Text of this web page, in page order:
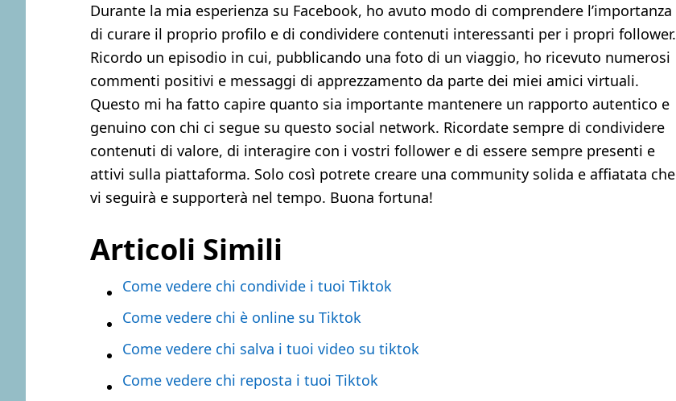
Durante la mia esperienza su Facebook, ho avuto modo di comprendere l’importanza
di curare il proprio profilo e di condividere contenuti interessanti per i propri follower.
Ricordo un episodio in cui, pubblicando una foto di un viaggio, ho ricevuto numerosi
commenti positivi e messaggi di apprezzamento da parte dei miei amici virtuali.
Questo mi ha fatto capire quanto sia importante mantenere un rapporto autentico e
genuino con chi ci segue su questo social network. Ricordate sempre di condividere
contenuti di valore, di interagire con i vostri follower e di essere sempre presenti e
attivi sulla piattaforma. Solo così potrete creare una community solida e affiatata che
vi seguirà e supporterà nel tempo. Buona fortuna!
Articoli Simili
Come vedere chi condivide i tuoi Tiktok
Come vedere chi è online su Tiktok
Come vedere chi salva i tuoi video su tiktok
Come vedere chi reposta i tuoi Tiktok